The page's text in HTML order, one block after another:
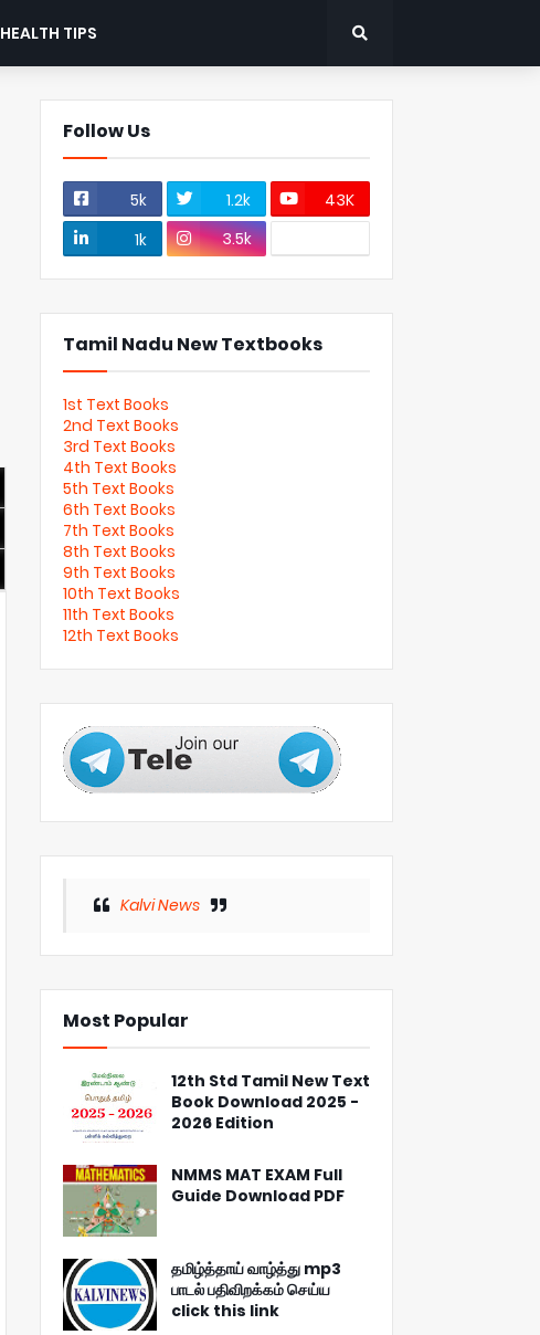
HEALTH TIPS
Follow Us
5k 1.2k
43K
1k
3.5k
Tamil Nadu New Textbooks
1st Text Books
2nd Text Books
3rd Text Books
4th Text Books
5th Text Books
6th Text Books
7th Text Books
8th Text Books
9th Text Books
10th Text Books
11th Text Books
12th Text Books
Kalvi News
Most Popular
12th Std Tamil New Text
Book Download 2025 -
2026 Edition
NMMS MAT EXAM Full
Guide Download PDF
தமிழ்த்தாய் வாழ்த்து mp3
பாடல் பதிவிறக்கம் செய்ய
click this link